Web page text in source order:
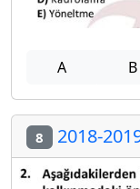
A B
8 2018-